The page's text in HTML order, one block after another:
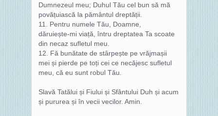
Dumnezeul meu; Duhul Tău cel bun să mă
povățuiască la pământul dreptății.
11. Pentru numele Tău, Doamne,
dăruiește‑mi viață, întru dreptatea Ta scoate
din necaz sufletul meu.
12. Fă bunătate de stârpește pe vrăjmașii
mei și pierde pe toți cei ce necăjesc sufletul
meu, că eu sunt robul Tău.
Slavă Tatălui și Fiului și Sfântului Duh și acum
și pururea și în vecii vecilor. Amin.